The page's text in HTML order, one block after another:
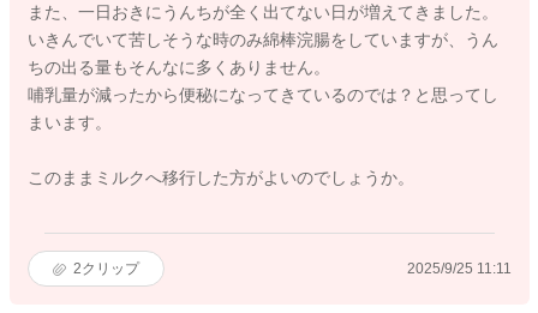
また、一日おきにうんちが全く出てない日が増えてきました。
いきんでいて苦しそうな時のみ綿棒浣腸をしていますが、うん
ちの出る量もそんなに多くありません。
哺乳量が減ったから便秘になってきているのでは？と思ってし
まいます。
このままミルクへ移行した方がよいのでしょうか。
2クリップ 2025/9/25 11:11